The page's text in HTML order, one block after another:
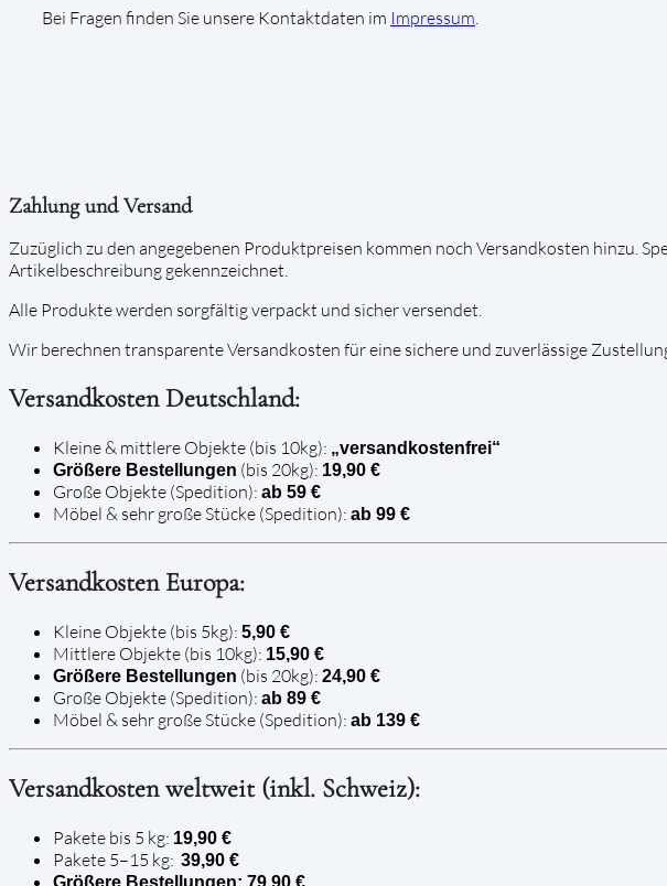
Bei Fragen finden Sie unsere Kontaktdaten im Impressum.
Zahlung und Versand
Zuzüglich zu den angegebenen Produktpreisen kommen noch Versandkosten hinzu.
Artikelbeschreibung gekennzeichnet.
Alle Produkte werden sorgfältig verpackt und sicher versendet.
Wir berechnen transparente Versandkosten für eine sichere und zuverlässige
Versandkosten Deutschland:
Kleine & mittlere Objekte (bis 10kg): „versandkostenfrei“
Größere Bestellungen (bis 20kg): 19,90 €
Große Objekte (Spedition): ab 59 €
Möbel & sehr große Stücke (Spedition): ab 99 €
Versandkosten Europa:
Kleine Objekte (bis 5kg): 5,90 €
Mittlere Objekte (bis 10kg): 15,90 €
Größere Bestellungen (bis 20kg): 24,90 €
Große Objekte (Spedition): ab 89 €
Möbel & sehr große Stücke (Spedition): ab 139 €
Versandkosten weltweit (inkl. Schweiz):
Pakete bis 5 kg: 19,90 €
Pakete 5–15 kg: 39,90 €
Größere Bestellungen: 79,90 €